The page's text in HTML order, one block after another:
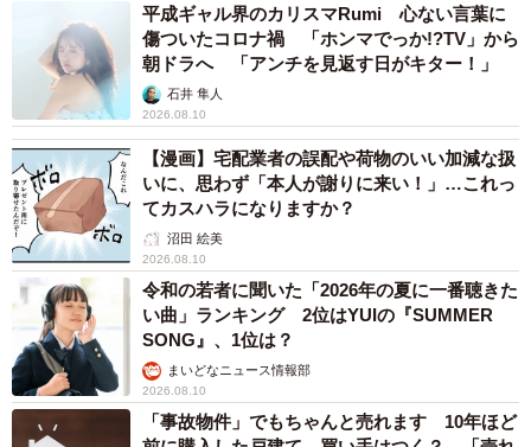
平成ギャル界のカリスマRumi 心ない言葉に
傷ついたコロナ禍 「ホンマでっか!?TV」から
朝ドラへ 「アンチを見返す日がキター！」
石井 隼人
2026.08.10
【漫画】宅配業者の誤配や荷物のいい加減な扱
いに、思わず「本人が謝りに来い！」…これっ
てカスハラになりますか？
沼田 絵美
2026.08.10
令和の若者に聞いた「2026年の夏に一番聴きた
い曲」ランキング 2位はYUIの『SUMMER
SONG』、1位は？
まいどなニュース情報部
2026.08.10
「事故物件」でもちゃんと売れます 10年ほど